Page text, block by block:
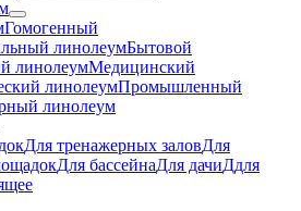
Гомогенный
линолеумБытовой
линолеумМедицинский
линолеумПромышленный
линолеум
Для тренажерных заловДля
Для бассейнаДля дачиДдля